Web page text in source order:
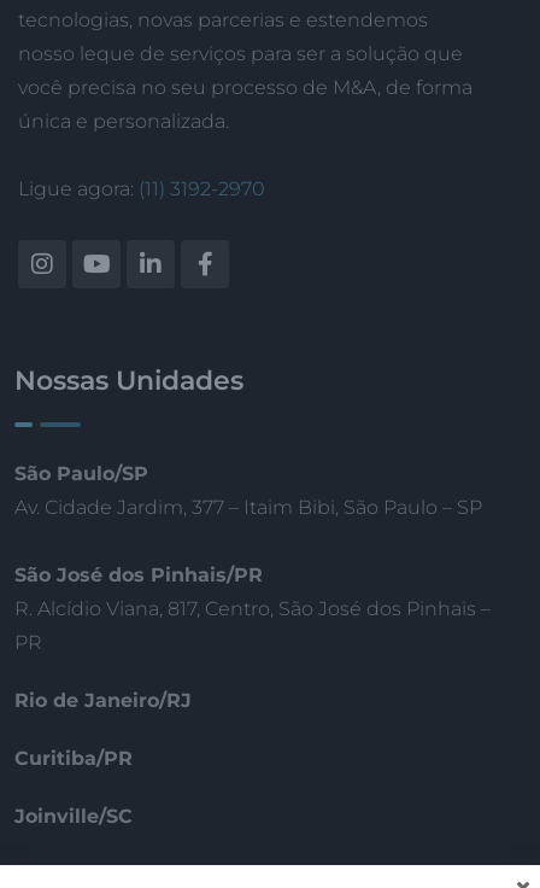
tecnologias, novas parcerias e estendemos
nosso leque de serviços para ser a solução que
você precisa no seu processo de M&A, de forma
única e personalizada.
Ligue agora: (11) 3192-2970
Nossas Unidades
São Paulo/SP
Av. Cidade Jardim, 377 – Itaim Bibi, São Paulo – SP
São José dos Pinhais/PR
R. Alcídio Viana, 817, Centro, São José dos Pinhais –
PR
Rio de Janeiro/RJ
Curitiba/PR
Joinville/SC